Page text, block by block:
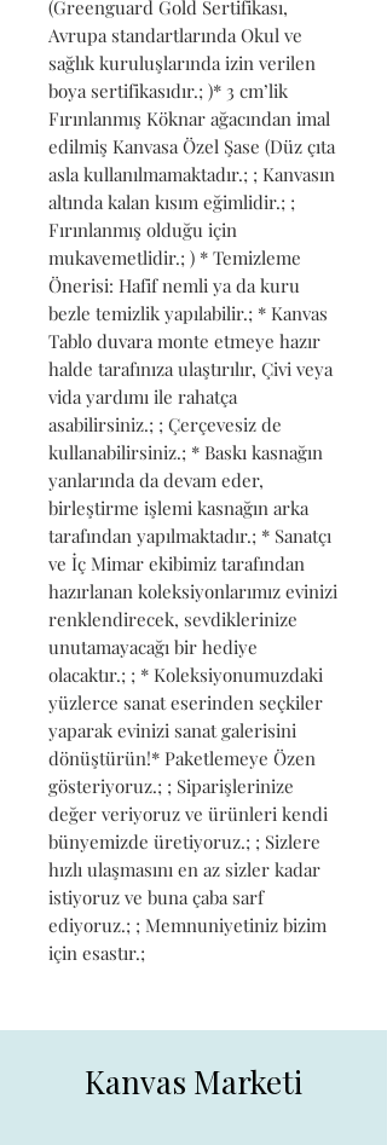
(Greenguard Gold Sertifikası,
Avrupa standartlarında Okul ve
sağlık kuruluşlarında izin verilen
boya sertifikasıdır.; )* 3 cm’lik
Fırınlanmış Köknar ağacından imal
edilmiş Kanvasa Özel Şase (Düz çıta
asla kullanılmamaktadır.; ; Kanvasın
altında kalan kısım eğimlidir.; ;
Fırınlanmış olduğu için
mukavemetlidir.; ) * Temizleme
Önerisi: Hafif nemli ya da kuru
bezle temizlik yapılabilir.; * Kanvas
Tablo duvara monte etmeye hazır
halde tarafınıza ulaştırılır, Çivi veya
vida yardımı ile rahatça
asabilirsiniz.; ; Çerçevesiz de
kullanabilirsiniz.; * Baskı kasnağın
yanlarında da devam eder,
birleştirme işlemi kasnağın arka
tarafından yapılmaktadır.; * Sanatçı
ve İç Mimar ekibimiz tarafından
hazırlanan koleksiyonlarımız evinizi
renklendirecek, sevdiklerinize
unutamayacağı bir hediye
olacaktır.; ; * Koleksiyonumuzdaki
yüzlerce sanat eserinden seçkiler
yaparak evinizi sanat galerisini
dönüştürün!* Paketlemeye Özen
gösteriyoruz.; ; Siparişlerinize
değer veriyoruz ve ürünleri kendi
bünyemizde üretiyoruz.; ; Sizlere
hızlı ulaşmasını en az sizler kadar
istiyoruz ve buna çaba sarf
ediyoruz.; ; Memnuniyetiniz bizim
için esastır.;
Kanvas Marketi